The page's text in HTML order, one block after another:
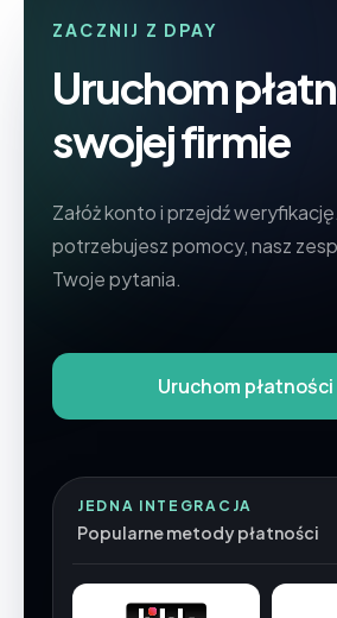
ZACZNIJ Z DPAY
Uruchom
swojej firmie
Załóż konto i przejdź
potrzebujesz pomocy, nasz
Twoje pytania.
Uruchom płatności
JEDNA INTEGRACJA
Popularne metody płatności